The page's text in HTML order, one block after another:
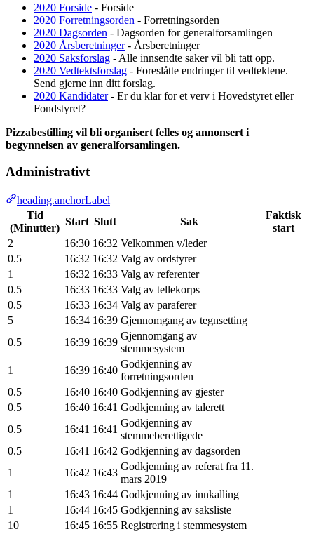
2020 Forside - Forside
2020 Forretningsorden - Forretningsorden
2020 Dagsorden - Dagsorden for generalforsamlingen
2020 Årsberetninger- Årsberetninger
2020 Saksforslag - Alle innsendte saker vil bli tatt opp.
2020 Vedtektsforslag - Foreslåtte endringer til vedtektene.
Send gjerne inn ditt forslag.
2020 Kandidater- Er du klar for et verv i Hovedstyret eller
Fondstyret?
Pizzabestilling vil bli organisert felles og annonsert i
begynnelsen av generalforsamlingen.
Administrativt
heading.anchorLabel
Tid
(Minutter)
Start Slutt Sak
Faktisk
start
2
16:30 16:32 Velkommen v/leder
0.5
16:32 16:32 Valg av ordstyrer
1
16:32 16:33 Valg av referenter
0.5
16:33 16:33 Valg av tellekorps
0.5
16:33 16:34 Valg av paraferer
5
16:34 16:39 Gjennomgang av tegnsetting
0.5
16:39 16:39
Gjennomgang av
stemmesystem
1
16:39 16:40
Godkjenning av
forretningsorden
0.5
16:40 16:40 Godkjenning av gjester
0.5
16:40 16:41 Godkjenning av talerett
0.5
16:41 16:41
Godkjenning av
stemmeberettigede
0.5
16:41 16:42 Godkjenning av dagsorden
1
16:42 16:43
Godkjenning av referat fra 11.
mars 2019
1
16:43 16:44 Godkjenning av innkalling
1
16:44 16:45 Godkjenning av saksliste
10
16:45 16:55 Registrering i stemmesystem